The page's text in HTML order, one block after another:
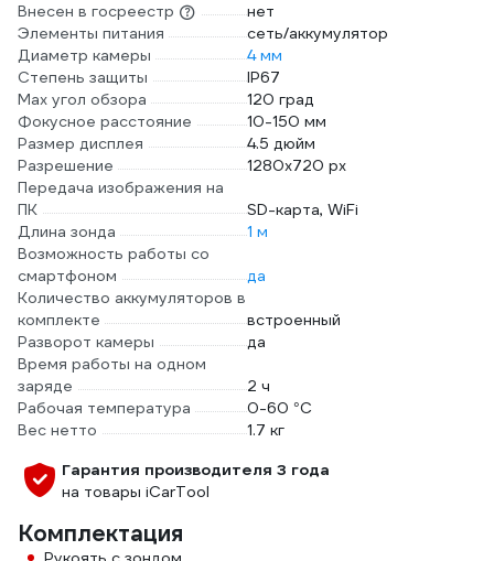
Внесен в госреестр
нет
Элементы питания
сеть/аккумулятор
Диаметр камеры
4 мм
Степень защиты
IP67
Max угол обзора
120 град
Фокусное расстояние
10-150 мм
Размер дисплея
4.5 дюйм
Разрешение
1280x720 px
Передача изображения на
ПК
SD-карта, WiFi
Длина зонда
1 м
Возможность работы со
смартфоном
да
Количество аккумуляторов в
комплекте
встроенный
Разворот камеры
да
Время работы на одном
заряде
2 ч
Рабочая температура
0-60 °С
Вес нетто
1.7 кг
Гарантия производителя 3 года
на товары iCarTool
Комплектация